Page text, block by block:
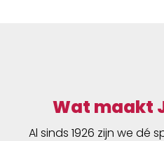
Wat maakt
Al sinds 1926 zijn we dé